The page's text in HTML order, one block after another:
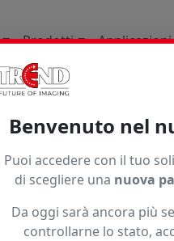
Prodotti Applicazioni
Supporti
Benvenuto nel
Puoi accedere con il tuo
di scegliere una nuova
Da oggi sarà ancora più
controllarne lo stato,